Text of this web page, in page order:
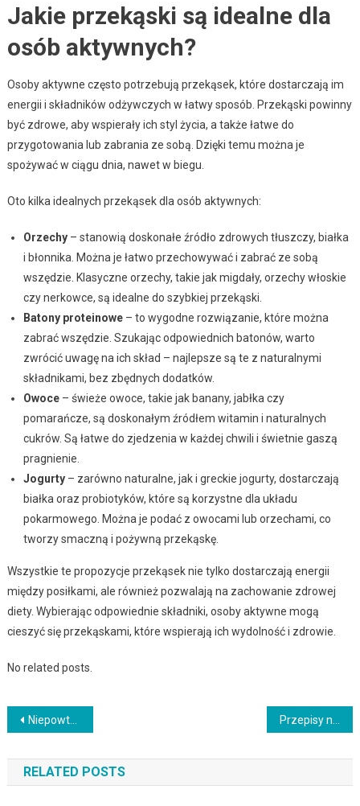
Jakie przekąski są idealne dla
osób aktywnych?
Osoby aktywne często potrzebują przekąsek, które dostarczają im
energii i składników odżywczych w łatwy sposób. Przekąski powinny
być zdrowe, aby wspierały ich styl życia, a także łatwe do
przygotowania lub zabrania ze sobą. Dzięki temu można je
spożywać w ciągu dnia, nawet w biegu.
Oto kilka idealnych przekąsek dla osób aktywnych:
Orzechy– stanowią doskonałe źródło zdrowych tłuszczy, białka
i błonnika. Można je łatwo przechowywać i zabrać ze sobą
wszędzie. Klasyczne orzechy, takie jak migdały, orzechy włoskie
czy nerkowce, są idealne do szybkiej przekąski.
Batony proteinowe– to wygodne rozwiązanie, które można
zabrać wszędzie. Szukając odpowiednich batonów, warto
zwrócić uwagę na ich skład – najlepsze są te z naturalnymi
składnikami, bez zbędnych dodatków.
Owoce– świeże owoce, takie jak banany, jabłka czy
pomarańcze, są doskonałym źródłem witamin i naturalnych
cukrów. Są łatwe do zjedzenia w każdej chwili i świetnie gaszą
pragnienie.
Jogurty– zarówno naturalne, jak i greckie jogurty, dostarczają
białka oraz probiotyków, które są korzystne dla układu
pokarmowego. Można je podać z owocami lub orzechami, co
tworzy smaczną i pożywną przekąskę.
Wszystkie te propozycje przekąsek nie tylko dostarczają energii
między posiłkami, ale również pozwalają na zachowanie zdrowej
diety. Wybierając odpowiednie składniki, osoby aktywne mogą
cieszyć się przekąskami, które wspierają ich wydolność i zdrowie.
No related posts.
Nawigacja
wpisu
Niepowtarzalne dania z grillowanego kurczaka – idealne na letnie przyjęcie
RELATED POSTS